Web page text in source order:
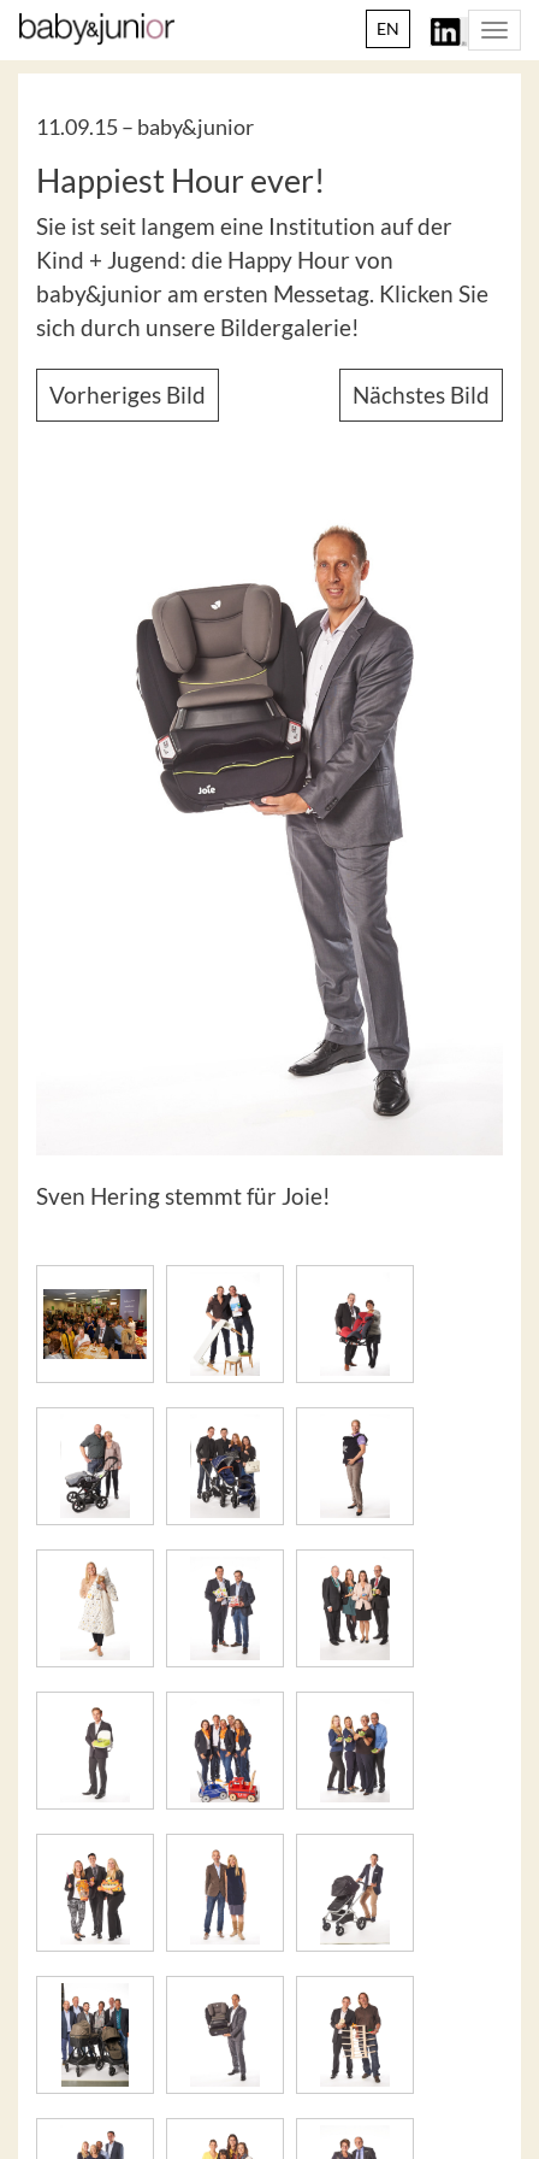
EN
11.09.15 – baby&junior
Happiest Hour ever!
Sie ist seit langem eine Institution auf der
Kind + Jugend: die Happy Hour von
baby&junior am ersten Messetag. Klicken Sie
sich durch unsere Bildergalerie!
Vorheriges Bild Nächstes Bild
Sven Hering stemmt für Joie!